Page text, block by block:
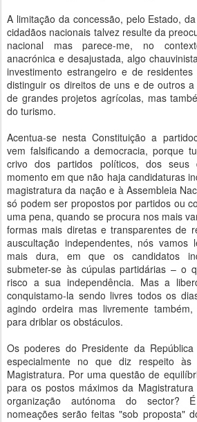
A limitação da concessão, pelo Estado,
cidadãos nacionais talvez resulte da
nacional mas parece-me, no
anacrónica e desajustada, algo
investimento estrangeiro e de
distinguir os direitos de uns e de outros
de grandes projetos agrícolas, mas
do turismo.
Acentua-se nesta Constituição a
vem falsificando a democracia, porque
crivo dos partidos políticos, dos seus
momento em que não haja candidaturas
magistratura da nação e à Assembleia
só podem ser propostos por partidos ou
uma pena, quando se procura nos mais
formas mais diretas e transparentes de
auscultação independentes, nós vamos
mais dura, em que os candidatos
submeter-se às cúpulas partidárias – o
risco a sua independência. Mas a
conquistamo-la sendo livres todos os
agindo ordeira mas livremente
para driblar os obstáculos.
Os poderes do Presidente da
especialmente no que diz respeito às
Magistratura. Por uma questão de
para os postos máximos da
organização autónoma do sector?
nomeações serão feitas "sob proposta"